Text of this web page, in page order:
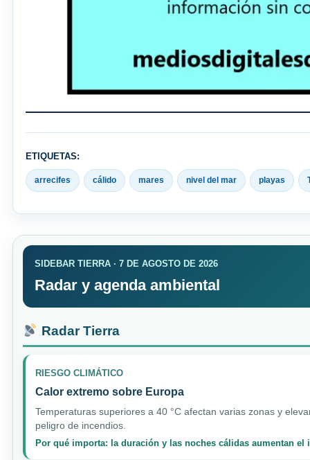
ETIQUETAS:
arrecifes cálido mares nivel del mar playas
SIDEBAR TIERRA · 7 DE AGOSTO DE 2026
Radar y agenda ambiental
Radar Tierra
RIESGO CLIMÁTICO
Calor extremo sobre Europa
Temperaturas superiores a 40 °C afectan varias zonas y
peligro de incendios.
Por qué importa: la duración y las noches cálidas aumentan el